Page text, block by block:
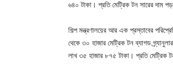
৬৪০ টাকা। প্রতি মেট্রিক টন সারের দাম
শিল্প মন্ত্রণালয়ের আর এক প্রস্তাবের
থেকে ৩০ হাজার মেট্রিক টন ব্যাগড
লাখ ৩৫ হাজার ৮৭৫ টাকা। প্রতি মেট্রিক